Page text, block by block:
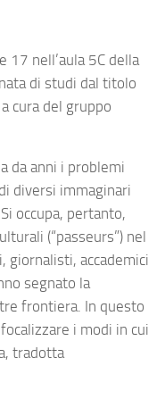
nell’aula 5C della
di studi dal titolo
cura del gruppo
da anni i problemi
diversi immaginari
occupa, pertanto,
(“passeurs”) nel
giornalisti, accademici
segnato la
frontiera. In questo
i modi in cui
tradotta